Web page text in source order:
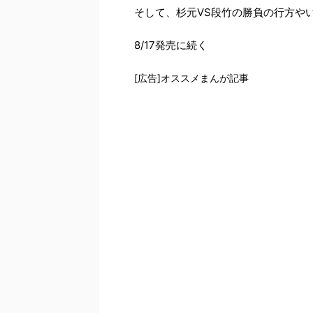
そして、杉元VS段竹の勝負の行方や
8/17発売に続く
[広告]オススメまんが記事